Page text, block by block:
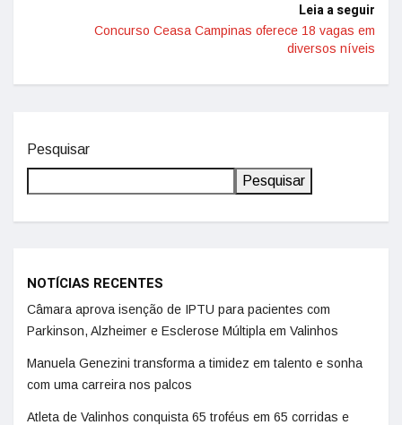
Leia a seguir
Concurso Ceasa Campinas oferece 18 vagas em
diversos níveis
Pesquisar
Pesquisar
NOTÍCIAS RECENTES
Câmara aprova isenção de IPTU para pacientes com
Parkinson, Alzheimer e Esclerose Múltipla em Valinhos
Manuela Genezini transforma a timidez em talento e sonha
com uma carreira nos palcos
Atleta de Valinhos conquista 65 troféus em 65 corridas e